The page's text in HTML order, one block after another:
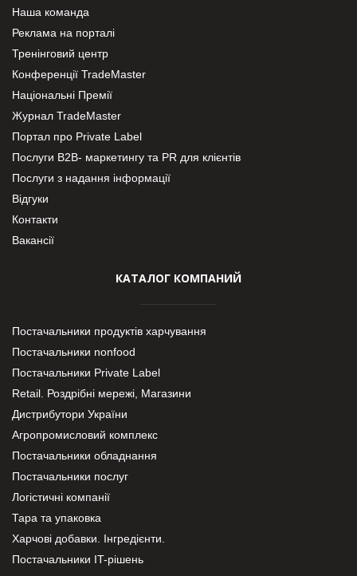
Наша команда
Реклама на порталі
Тренінговий центр
Конференції TradeMaster
Національні Премії
Журнал TradeMaster
Портал про Private Label
Послуги В2В- маркетингу та PR для клієнтів
Послуги з надання інформації
Відгуки
Контакти
Вакансії
КАТАЛОГ КОМПАНИЙ
Постачальники продуктів харчування
Постачальники nonfood
Постачальники Private Label
Retail. Роздрібні мережі, Магазини
Дистрибутори України
Агропромисловий комплекс
Постачальники обладнання
Постачальники послуг
Логістичні компанії
Тара та упаковка
Харчові добавки. Інгредієнти.
Постачальники IT-рішень